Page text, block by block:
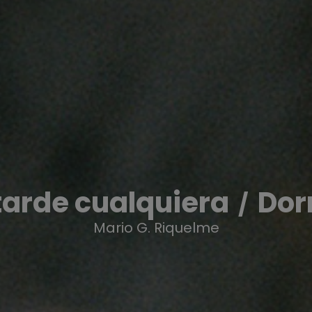
cualquiera
Mario G. Riquelme